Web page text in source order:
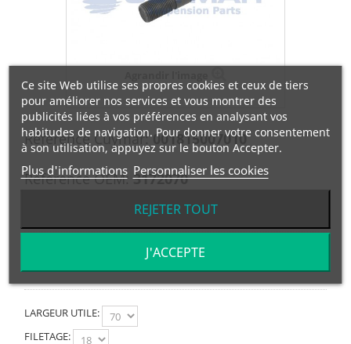
Référence Cuymar: 001815007010
Référence OEM: 3172070
ESPARRAGO 18/150x070 (20/30) 10.9
LARGEUR UTILE:
FILETAGE:
Ce site Web utilise ses propres cookies et ceux de tiers
pour améliorer nos services et vous montrer des
publicités liées à vos préférences en analysant vos
habitudes de navigation. Pour donner votre consentement
à son utilisation, appuyez sur le bouton Accepter.
Plus d'informations Personnaliser les cookies
REJETER TOUT
J'ACCEPTE